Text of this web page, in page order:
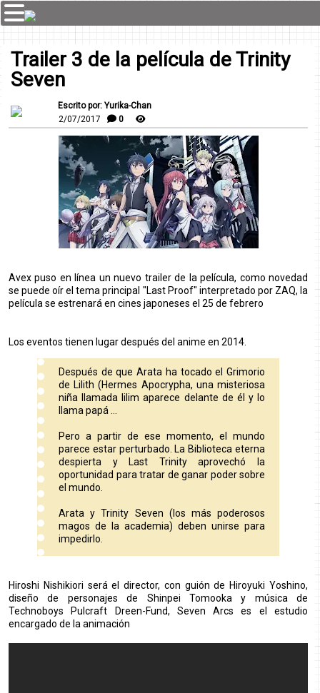
Trailer 3 de la película de Trinity
Seven
Escrito por: Yurika-Chan
2/07/2017
0
Avex puso en línea un nuevo trailer de la película, como novedad
se puede oír el tema principal "Last Proof" interpretado por ZAQ, la
película se estrenará en cines japoneses el 25 de febrero
Los eventos tienen lugar después del anime en 2014.
Después de que Arata ha tocado el Grimorio
de Lilith (Hermes Apocrypha, una misteriosa
niña llamada lilim aparece delante de él y lo
llama papá ...
Pero a partir de ese momento, el mundo
parece estar perturbado. La Biblioteca eterna
despierta y Last Trinity aprovechó la
oportunidad para tratar de ganar poder sobre
el mundo.
Arata y Trinity Seven (los más poderosos
magos de la academia) deben unirse para
impedirlo.
Hiroshi Nishikiori será el director, con guión de Hiroyuki Yoshino,
diseño de personajes de Shinpei Tomooka y música de
Technoboys Pulcraft Dreen-Fund, Seven Arcs es el estudio
encargado de la animación